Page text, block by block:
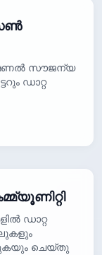
സൗജന്യ
ഡാറ്റ
ഡാറ്റ
ചെയ്തു